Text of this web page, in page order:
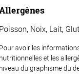
Poisson, Noix, Lait,
Pour avoir les
nutritionnelles et les
niveau du graphisme du